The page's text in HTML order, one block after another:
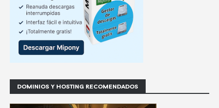
DOMINIOS Y HOSTING RECOMENDADOS